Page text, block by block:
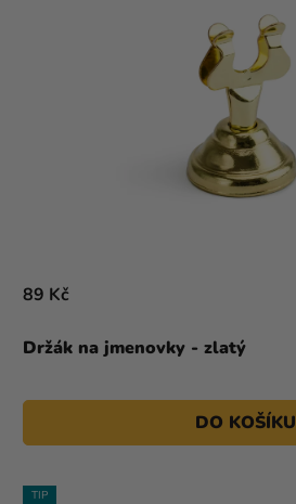
Držák na jmenovky - zlatý
89 Kč
DO KOŠÍKU
TIP